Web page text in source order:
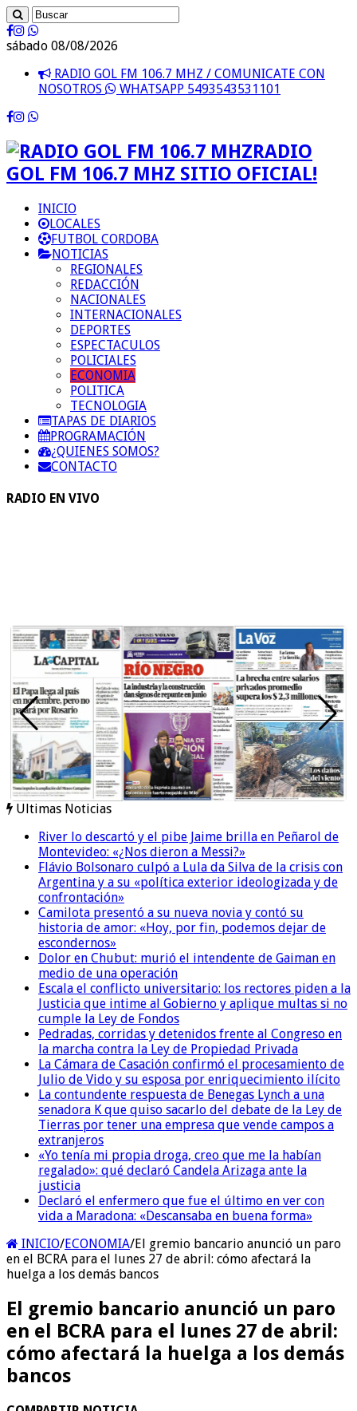
sábado 08/08/2026
RADIO GOL FM 106.7 MHZ / COMUNICATE CON
NOSOTROS
WHATSAPP 5493543531101
RADIO
GOL FM 106.7 MHZ SITIO OFICIAL!
INICIO
LOCALES
FUTBOL CORDOBA
NOTICIAS
REGIONALES
REDACCIÓN
NACIONALES
INTERNACIONALES
DEPORTES
ESPECTACULOS
POLICIALES
ECONOMIA
POLITICA
TECNOLOGIA
TAPAS DE DIARIOS
PROGRAMACIÓN
¿QUIENES SOMOS?
CONTACTO
RADIO EN VIVO
Ultimas Noticias
River lo descartó y el pibe Jaime brilla en Peñarol de
Montevideo: «¿Nos dieron a Messi?»
Flávio Bolsonaro culpó a Lula da Silva de la crisis con
Argentina y a su «política exterior ideologizada y de
confrontación»
Camilota presentó a su nueva novia y contó su
historia de amor: «Hoy, por fin, podemos dejar de
escondernos»
Dolor en Chubut: murió el intendente de Gaiman en
medio de una operación
Escala el conflicto universitario: los rectores piden a la
Justicia que intime al Gobierno y aplique multas si no
cumple la Ley de Fondos
Pedradas, corridas y detenidos frente al Congreso en
la marcha contra la Ley de Propiedad Privada
La Cámara de Casación confirmó el procesamiento de
Julio de Vido y su esposa por enriquecimiento ilícito
La contundente respuesta de Benegas Lynch a una
senadora K que quiso sacarlo del debate de la Ley de
Tierras por tener una empresa que vende campos a
extranjeros
«Yo tenía mi propia droga, creo que me la habían
regalado»: qué declaró Candela Arizaga ante la
justicia
Declaró el enfermero que fue el último en ver con
vida a Maradona: «Descansaba en buena forma»
INICIO/ECONOMIA/El gremio bancario anunció un paro
en el BCRA para el lunes 27 de abril: cómo afectará la
huelga a los demás bancos
El gremio bancario anunció un paro
en el BCRA para el lunes 27 de abril:
cómo afectará la huelga a los demás
bancos